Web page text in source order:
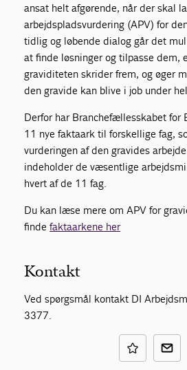
ansat helt afgørende, når der skal
arbejdspladsvurdering (APV) for
tidlig og løbende dialog går det
at finde løsninger og tilpasse dem,
graviditeten skrider frem, og øger
den gravide kan blive i job under
Derfor har Branchefællesskabet for
11 nye faktaark til forskellige fag,
vurderingen af den gravides
indeholder de væsentlige
hvert af de 11 fag.
Du kan læse mere om APV for
findefaktaarkene her
Kontakt
Ved spørgsmål kontakt DI
3377.